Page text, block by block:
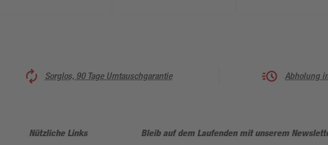
Sorglos, 90 Tage Umtauschgarantie Abholung
Nützliche Links Bleib auf dem Laufenden mit unserem